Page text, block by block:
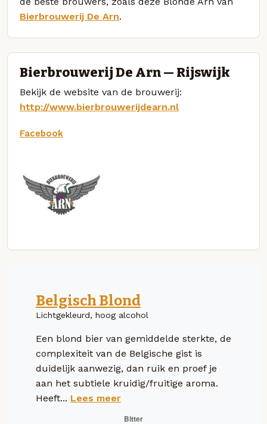
Bierbrouwerij De Arn.
Bierbrouwerij De Arn — Rijswijk
Bekijk de website van de brouwerij:
http://www.bierbrouwerijdearn.nl
Facebook
Belgisch Blond
Lichtgekleurd, hoog alcohol
Een blond bier van gemiddelde sterkte, de
complexiteit van de Belgische gist is
duidelijk aanwezig, dan ruik en proef je
aan het subtiele kruidig/fruitige aroma.
Heeft... Lees meer